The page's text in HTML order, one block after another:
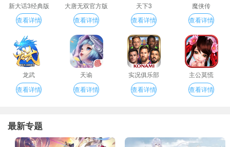
新大话3经典版
查看详情
大唐无双官方版
查看详情
天下3
查看详情
魔侠传
查看详情
龙武
查看详情
天谕
查看详情
实况俱乐部
查看详情
主公莫慌
查看详情
最新专题